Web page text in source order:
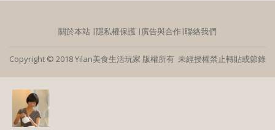
關於本站 ∣隱私權保護 ∣ 廣告與合作∣聯絡我們
Copyright © 2018 Yilan美食生活玩家 版權所有 未經授權禁止轉貼或節錄